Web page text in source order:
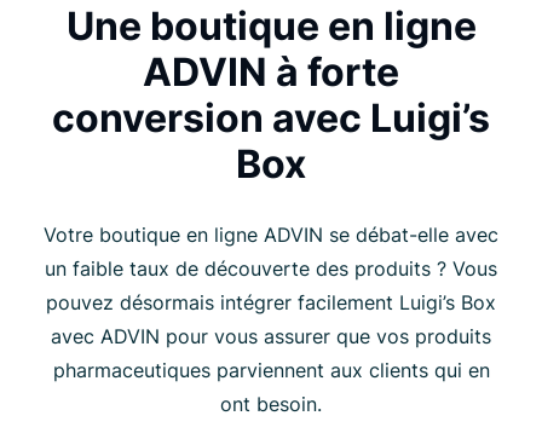
Une boutique en ligne
ADVIN à forte
conversion avec Luigi’s
Box
Votre boutique en ligne ADVIN se débat-elle avec
un faible taux de découverte des produits ? Vous
pouvez désormais intégrer facilement Luigi’s Box
avec ADVIN pour vous assurer que vos produits
pharmaceutiques parviennent aux clients qui en
ont besoin.